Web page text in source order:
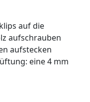
auf die
aufschrauben
aufstecken
eine 4 mm